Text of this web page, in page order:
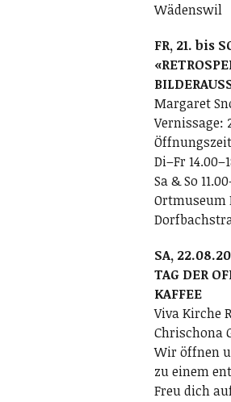
Wädenswil
FR, 21. bis
Margaret
Vernissage:
Di–Fr
Sa & So
Ortmuseum
SA,
TAG DER
KAFFEE
Viva Kirche
Chrischona
Wir öffnen
zu einem
Freu dich